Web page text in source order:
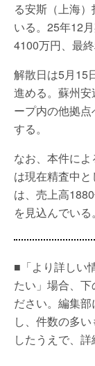
る安斯（上海
いる。25年12
4100万円、最
解散日は5月15
進める。蘇州
ープ内の他拠
する。
なお、本件に
は現在精査中
は、売上高
を見込んでいる。
■「より詳しい
たい」場合、
ださい。編集
し、件数の多
したうえで、